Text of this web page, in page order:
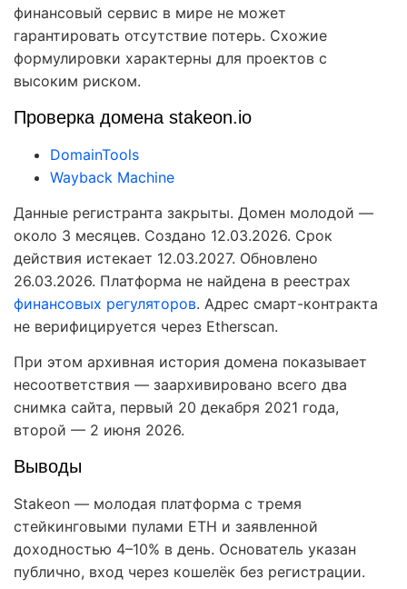
финансовый сервис в мире не может
гарантировать отсутствие потерь. Схожие
формулировки характерны для проектов с
высоким риском.
Проверка домена stakeon.io
DomainTools
Wayback Machine
Данные регистранта закрыты. Домен молодой —
около 3 месяцев. Создано 12.03.2026. Срок
действия истекает 12.03.2027. Обновлено
26.03.2026. Платформа не найдена в реестрах
финансовых регуляторов. Адрес смарт-контракта
не верифицируется через Etherscan.
При этом архивная история домена показывает
несоответствия — заархивировано всего два
снимка сайта, первый 20 декабря 2021 года,
второй — 2 июня 2026.
Выводы
Stakeon — молодая платформа с тремя
стейкинговыми пулами ETH и заявленной
доходностью 4–10% в день. Основатель указан
публично, вход через кошелёк без регистрации.